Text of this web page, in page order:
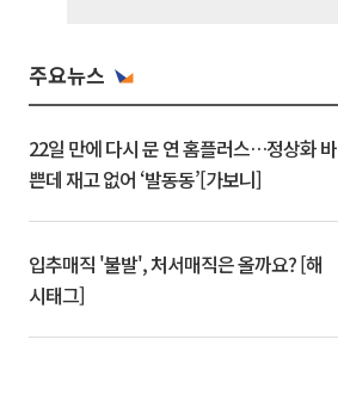
주요뉴스
22일 만에 다시 문 연 홈플러스…정상화 바
쁜데 재고 없어 ‘발동동’[가보니]
입추매직 '불발', 처서매직은 올까요? [해
시태그]